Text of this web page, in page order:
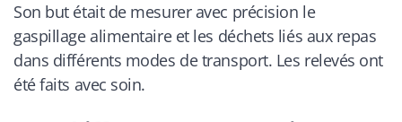
Son but était de mesurer avec précision le
gaspillage alimentaire et les déchets liés aux repas
dans différents modes de transport. Les relevés ont
été faits avec soin.